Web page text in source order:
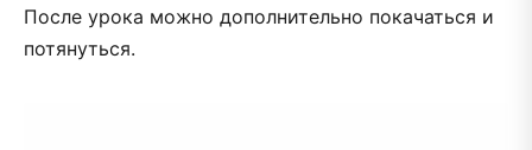
После урока можно дополнительно покачаться и
потянуться.